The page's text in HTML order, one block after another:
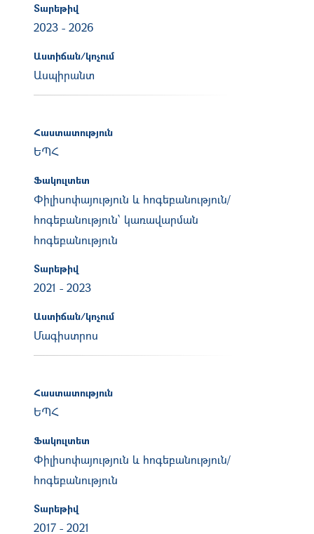
Տարեթիվ
2023 - 2026
Աստիճան/կոչում
Ասպիրանտ
Հաստատություն
ԵՊՀ
Ֆակուլտետ
Փիլիսոփայություն և հոգեբանություն/
հոգեբանություն՝ կառավարման
հոգեբանություն
Տարեթիվ
2021 - 2023
Աստիճան/կոչում
Մագիստրոս
Հաստատություն
ԵՊՀ
Ֆակուլտետ
Փիլիսոփայություն և հոգեբանություն/
հոգեբանություն
Տարեթիվ
2017 - 2021